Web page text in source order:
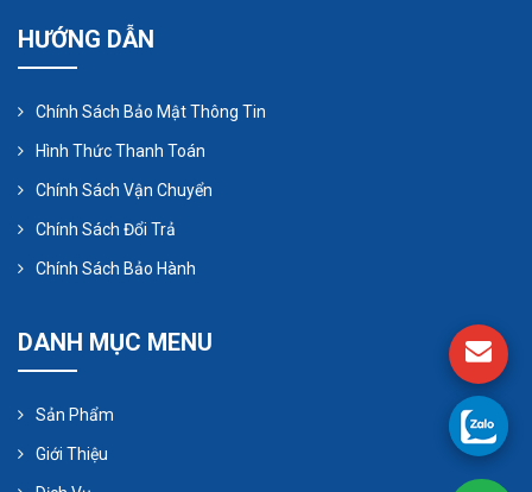
HƯỚNG DẪN
Chính Sách Bảo Mật Thông Tin
Hình Thức Thanh Toán
Chính Sách Vận Chuyển
Chính Sách Đổi Trả
Chính Sách Bảo Hành
DANH MỤC MENU
Sản Phẩm
Giới Thiệu